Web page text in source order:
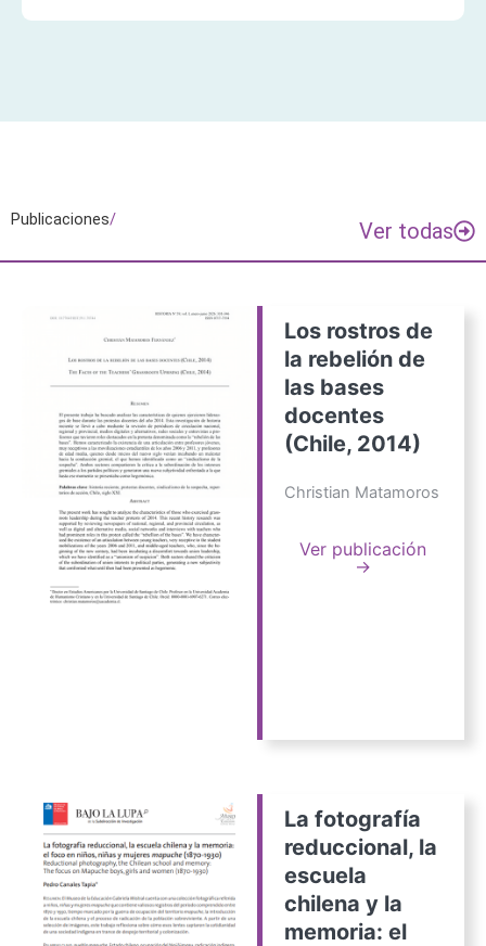
Publicaciones/ Ver todas
Los rostros de
la rebelión de
las bases
docentes
(Chile, 2014)
Christian Matamoros
Ver publicación
→
La fotografía
reduccional, la
escuela
chilena y la
memoria: el